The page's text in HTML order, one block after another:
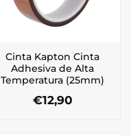
Cinta Kapton Cinta
Adhesiva de Alta
Temperatura (25mm)
€12,90